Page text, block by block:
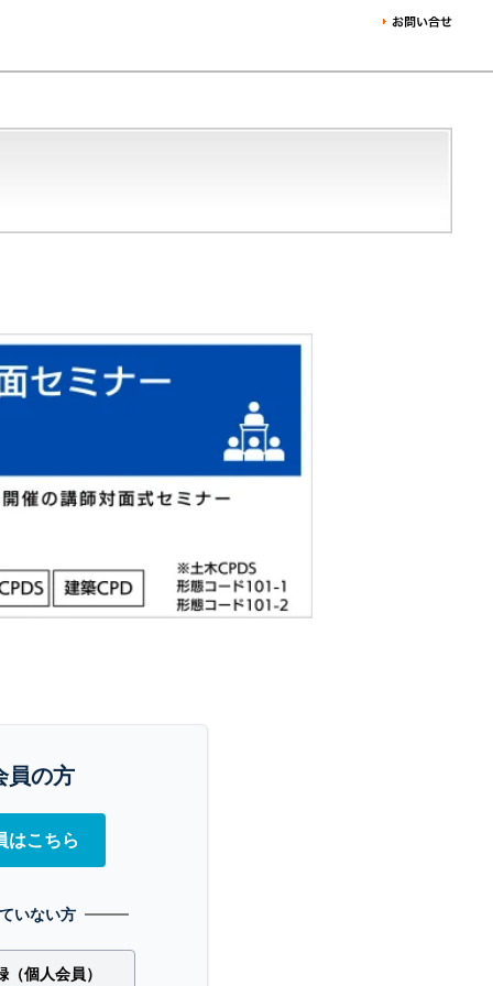
員の方
はこちら
いない方
個人会員）